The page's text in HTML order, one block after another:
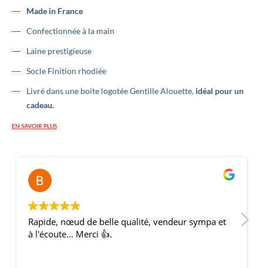
Made in France
Confectionnée à la main
Laine prestigieuse
Socle Finition rhodiée
Livré dans une boite logotée Gentille Alouette, idéal pour un
cadeau.
EN SAVOIR PLUS
Rapide, nœud de belle qualité, vendeur sympa et
à l'écoute... Merci 👍.